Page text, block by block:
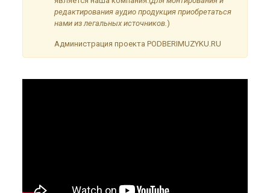
редактирования аудио продукция приобретаться
нами из легальных источников.)
Администрация проекта PODBERIMUZYKU.RU